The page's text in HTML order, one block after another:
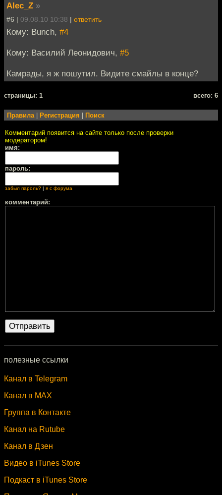
Alec_Z »
#6 | 09.08.10 10:38 | ответить
Кому: Bunch, #4
Кому: Василий Леонидович, #5
Камрады, я ж пошутил. Видите смайлы в конце?
cтраницы: 1 всего: 6
Правила| Регистрация Поиск
Комментарий появится на сайте только после проверки
модератором!
имя:
пароль:
забыл пароль? | я с форума
комментарий:
полезные ссылки
Канал в Telegram
Канал в MAX
Группа в Контакте
Канал на Rutube
Канал в Дзен
Видео в iTunes Store
Подкаст в iTunes Store